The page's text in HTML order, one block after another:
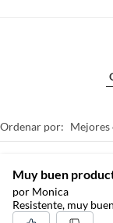
Ordenar por: Mejores
Muy buen
por Monica
Resistente, muy